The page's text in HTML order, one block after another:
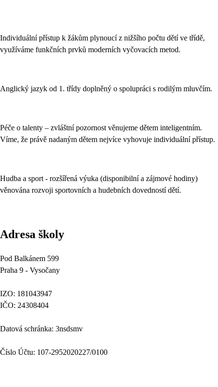
Individuální přístup k žákům plynoucí z nižšího počtu dětí ve třídě,
využíváme funkčních prvků moderních vyčovacích metod.
Anglický jazyk od 1. třídy doplněný o spolupráci s rodilým mluvčím.
Péče o talenty – zvláštní pozornost věnujeme dětem inteligentním.
Víme, že právě nadaným dětem nejvíce vyhovuje individuální přístup.
Hudba a sport - rozšířená výuka (disponibilní a zájmové hodiny)
věnována rozvoji sportovních a hudebních dovedností dětí.
Adresa školy
Pod Balkánem 599
Praha 9 - Vysočany
IZO: 181043947
IČO: 24308404
Datová schránka: 3nsdsmv
Číslo Účtu: 107-2952020227/0100